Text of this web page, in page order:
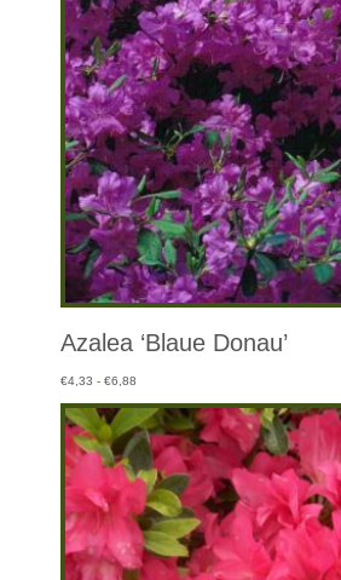
Azalea ‘Blaue Donau’
€4,33 - €6,88
tot
€6,88